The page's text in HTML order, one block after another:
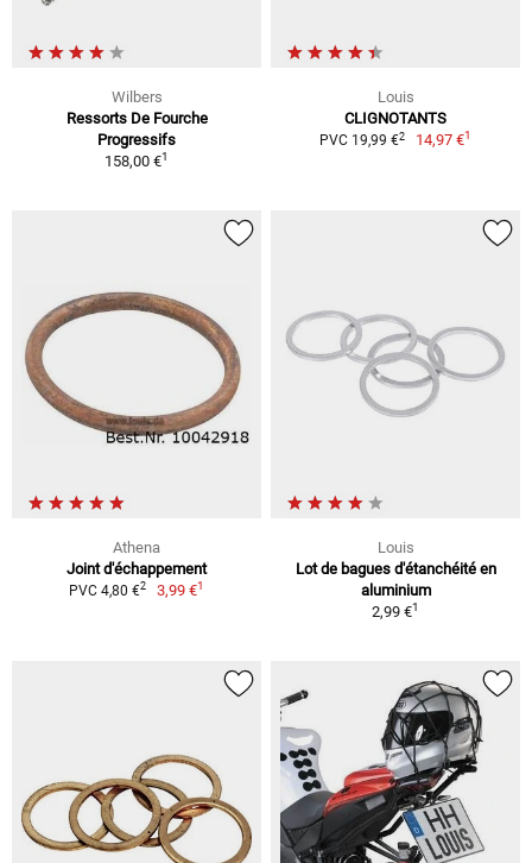
Wilbers
Ressorts De Fourche
Progressifs
158,00 €1
Louis
CLIGNOTANTS
PVC 19,99 €2 14,97 €1
Athena
Joint d'échappement
PVC 4,80 €2 3,99 €1
Louis
Lot de bagues d'étanchéité en
aluminium
2,99 €1